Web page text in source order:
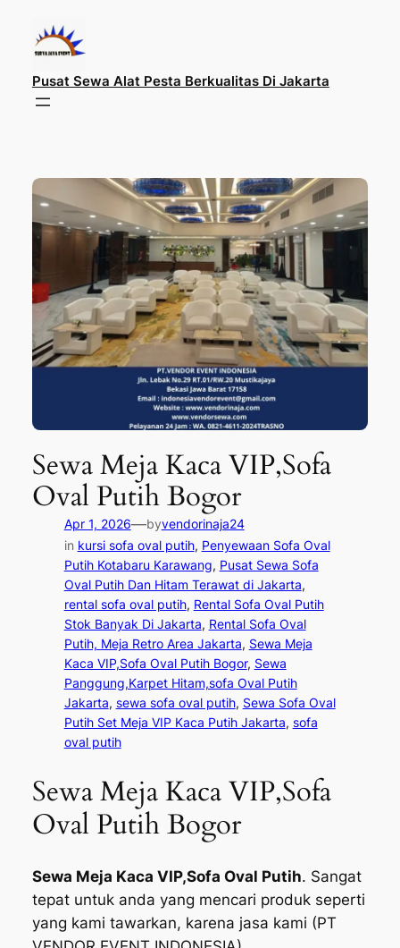
konten
Pusat Sewa Alat Pesta Berkualitas Di Jakarta
Sewa Meja Kaca VIP,Sofa
Oval Putih Bogor
Apr 1, 2026—byvendorinaja24
in kursi sofa oval putih, Penyewaan Sofa Oval
Putih Kotabaru Karawang, Pusat Sewa Sofa
Oval Putih Dan Hitam Terawat di Jakarta
rental sofa oval putih, Rental Sofa Oval Putih
Stok Banyak Di Jakarta, Rental Sofa Oval
Putih, Meja Retro Area Jakarta, Sewa Meja
Kaca VIP,Sofa Oval Putih Bogor, Sewa
Panggung,Karpet Hitam,sofa Oval Putih
Jakarta, sewa sofa oval putih, Sewa Sofa Oval
Putih Set Meja VIP Kaca Putih Jakarta, sofa
oval putih
Sewa Meja Kaca VIP,Sofa
Oval Putih Bogor
Sewa Meja Kaca VIP,Sofa Oval Putih. Sangat
tepat untuk anda yang mencari produk seperti
yang kami tawarkan, karena jasa kami (PT